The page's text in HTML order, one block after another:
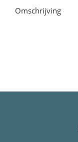
Omschrijving